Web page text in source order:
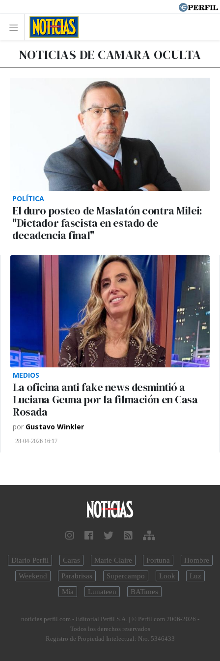
NOTICIAS DE CAMARA OCULTA
POLÍTICA
El duro posteo de Maslatón contra Milei:
"Dictador fascista en estado de
decadencia final"
MEDIOS
La oficina anti fake news desmintió a
Luciana Geuna por la filmación en Casa
Rosada
por Gustavo Winkler
28-04-2026 16:17
Diario Perfil Caras Marie Claire Fortuna
Hombre
Weekend
Parabrisas Supercampo Look
Luz
Mía
Lunateen BATimes
noticias.perfil.com - Editorial Perfil S.A. | © Perfil.com 2006-2026 -
Todos los derechos reservados
Registro de Propiedad Intelectual: Nro. 5346433